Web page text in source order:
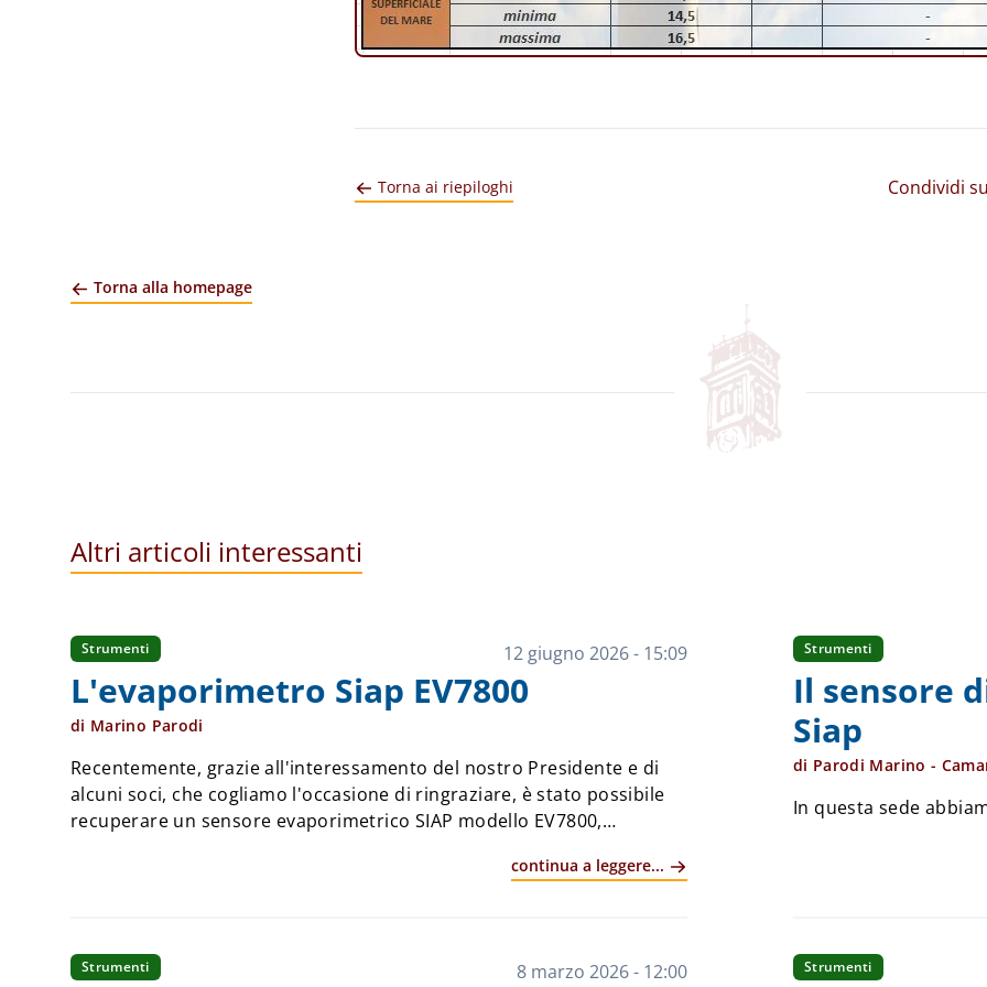
Torna ai riepiloghi Condividi
Torna alla homepage
Altri articoli interessanti
Strumenti 12 giugno 2026 - 15:09
L'evaporimetro Siap EV7800
di Marino Parodi
Recentemente, grazie all'interessamento del nostro Presidente e di
alcuni soci, che cogliamo l'occasione di ringraziare, è stato possibile
recuperare un sensore evaporimetrico SIAP modello EV7800,
continua a leggere...
Strumenti
Il sensore
Siap
di Parodi Marino -
In questa sede
Strumenti 8 marzo 2026 - 12:00 Strumenti